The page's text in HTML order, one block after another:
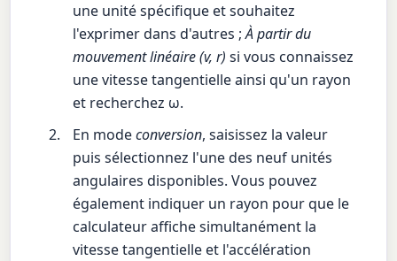
une unité spécifique et souhaitez
l'exprimer dans d'autres ;À partir du
mouvement linéaire (v, r) si vous connaissez
une vitesse tangentielle ainsi qu'un rayon
et recherchez ω.
En modeconversion, saisissez la valeur
puis sélectionnez l'une des neuf unités
angulaires disponibles. Vous pouvez
également indiquer un rayon pour que le
calculateur affiche simultanément la
vitesse tangentielle et l'accélération